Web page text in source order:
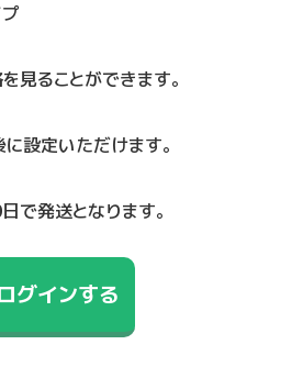
見ることができます。
設定いただけます。
で発送となります。
グインする